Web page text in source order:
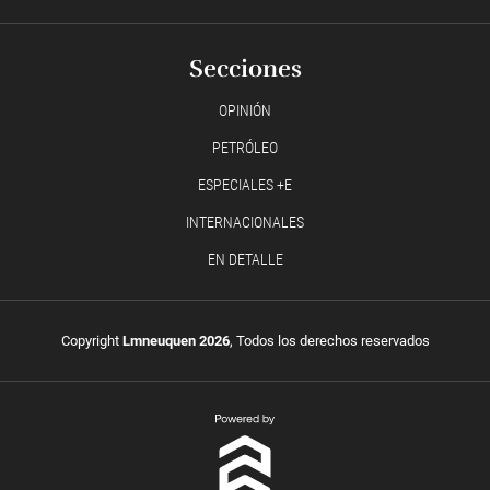
Secciones
OPINIÓN
PETRÓLEO
ESPECIALES +E
INTERNACIONALES
EN DETALLE
Copyright Lmneuquen 2026, Todos los derechos reservados